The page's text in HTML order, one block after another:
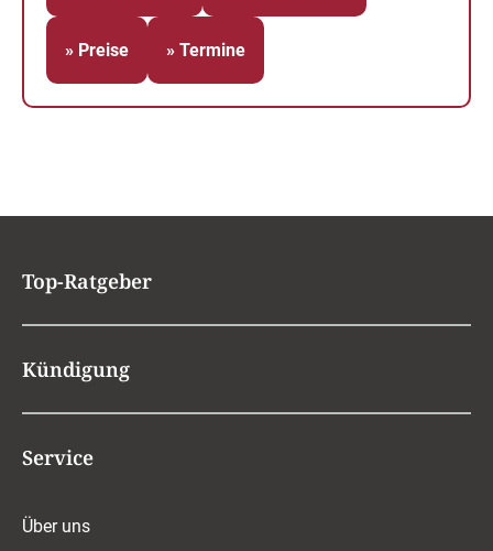
» Preise » Termine
Top-Ratgeber
Kündigung
Service
Über uns